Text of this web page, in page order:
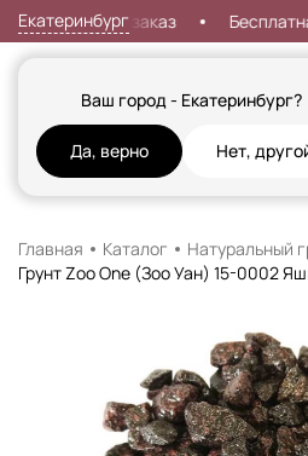
Екатеринбург
Ваш город - Екатеринбург?
Да, верно Нет,
7% на первый заказ
Кошки СобакиРыбы Грызуны и
Главная Каталог
Натуральный
Грунт Zoo One (Зоо Уан) 15-0002